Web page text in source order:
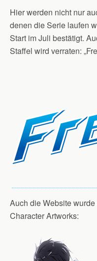
Hier werden nicht nur
denen die Serie laufen
Start im Juli bestätigt.
Staffel wird verraten:
Auch die Website
Character Artworks: